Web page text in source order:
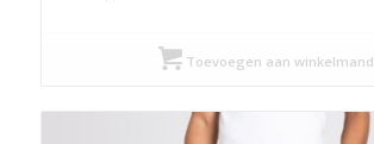
Toevoegen aan winkelmand